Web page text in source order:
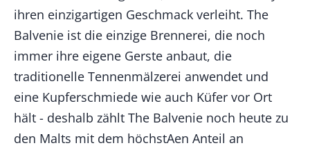
ihren einzigartigen Geschmack verleiht. The
Balvenie ist die einzige Brennerei, die noch
immer ihre eigene Gerste anbaut, die
traditionelle Tennenmälzerei anwendet und
eine Kupferschmiede wie auch Küfer vor Ort
hält - deshalb zählt The Balvenie noch heute zu
den Malts mit dem höchstAen Anteil an